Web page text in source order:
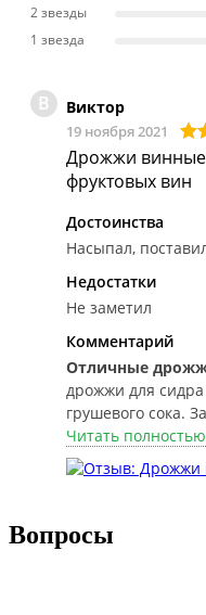
2 звезды
1 звезда
В Виктор
19 ноября 2021
Дрожжи винные
фруктовых вин
Достоинства
Насыпал,
Недостатки
Не заметил
Комментарий
Отличные
дрожжи для
грушевого сока.
поставил и забыл.
Только нежный
Читать полностью
Вопросы